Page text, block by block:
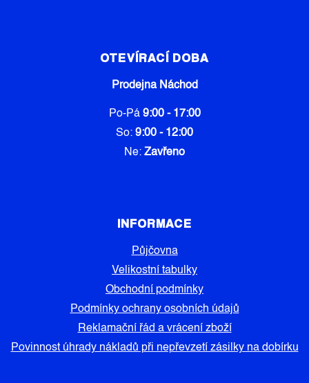
OTEVÍRACÍ DOBA
Prodejna Náchod
Po-Pá 9:00 - 17:00
So: 9:00 - 12:00
Ne: Zavřeno
INFORMACE
Půjčovna
Velikostní tabulky
Obchodní podmínky
Podmínky ochrany osobních údajů
Reklamační řád a vrácení zboží
Povinnost úhrady nákladů při nepřevzetí zásilky na dobírku